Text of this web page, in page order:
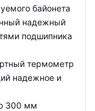
байонета
надежный
подшипника
термометр
надежное и
300 мм